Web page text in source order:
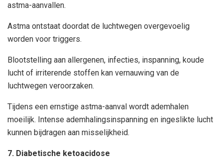
astma-aanvallen.
Astma ontstaat doordat de luchtwegen overgevoelig
worden voor triggers.
Blootstelling aan allergenen, infecties, inspanning, koude
lucht of irriterende stoffen kan vernauwing van de
luchtwegen veroorzaken.
Tijdens een ernstige astma-aanval wordt ademhalen
moeilijk. Intense ademhalingsinspanning en ingeslikte lucht
kunnen bijdragen aan misselijkheid.
7. Diabetische ketoacidose